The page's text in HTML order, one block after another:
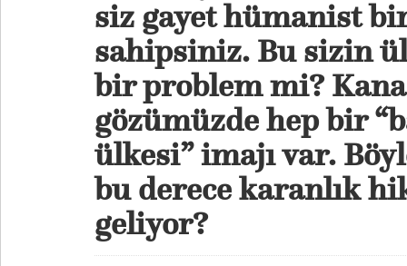
siz gayet hümanist bir
sahipsiniz. Bu sizin
bir problem mi?
gözümüzde hep bir
ülkesi” imajı var.
bu derece karanlık
geliyor?